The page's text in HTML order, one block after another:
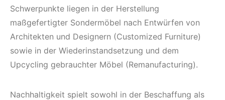
Schwerpunkte liegen in der Herstellung
maßgefertigter Sondermöbel nach Entwürfen von
Architekten und Designern (Customized Furniture)
sowie in der Wiederinstandsetzung und dem
Upcycling gebrauchter Möbel (Remanufacturing).
Nachhaltigkeit spielt sowohl in der Beschaffung als